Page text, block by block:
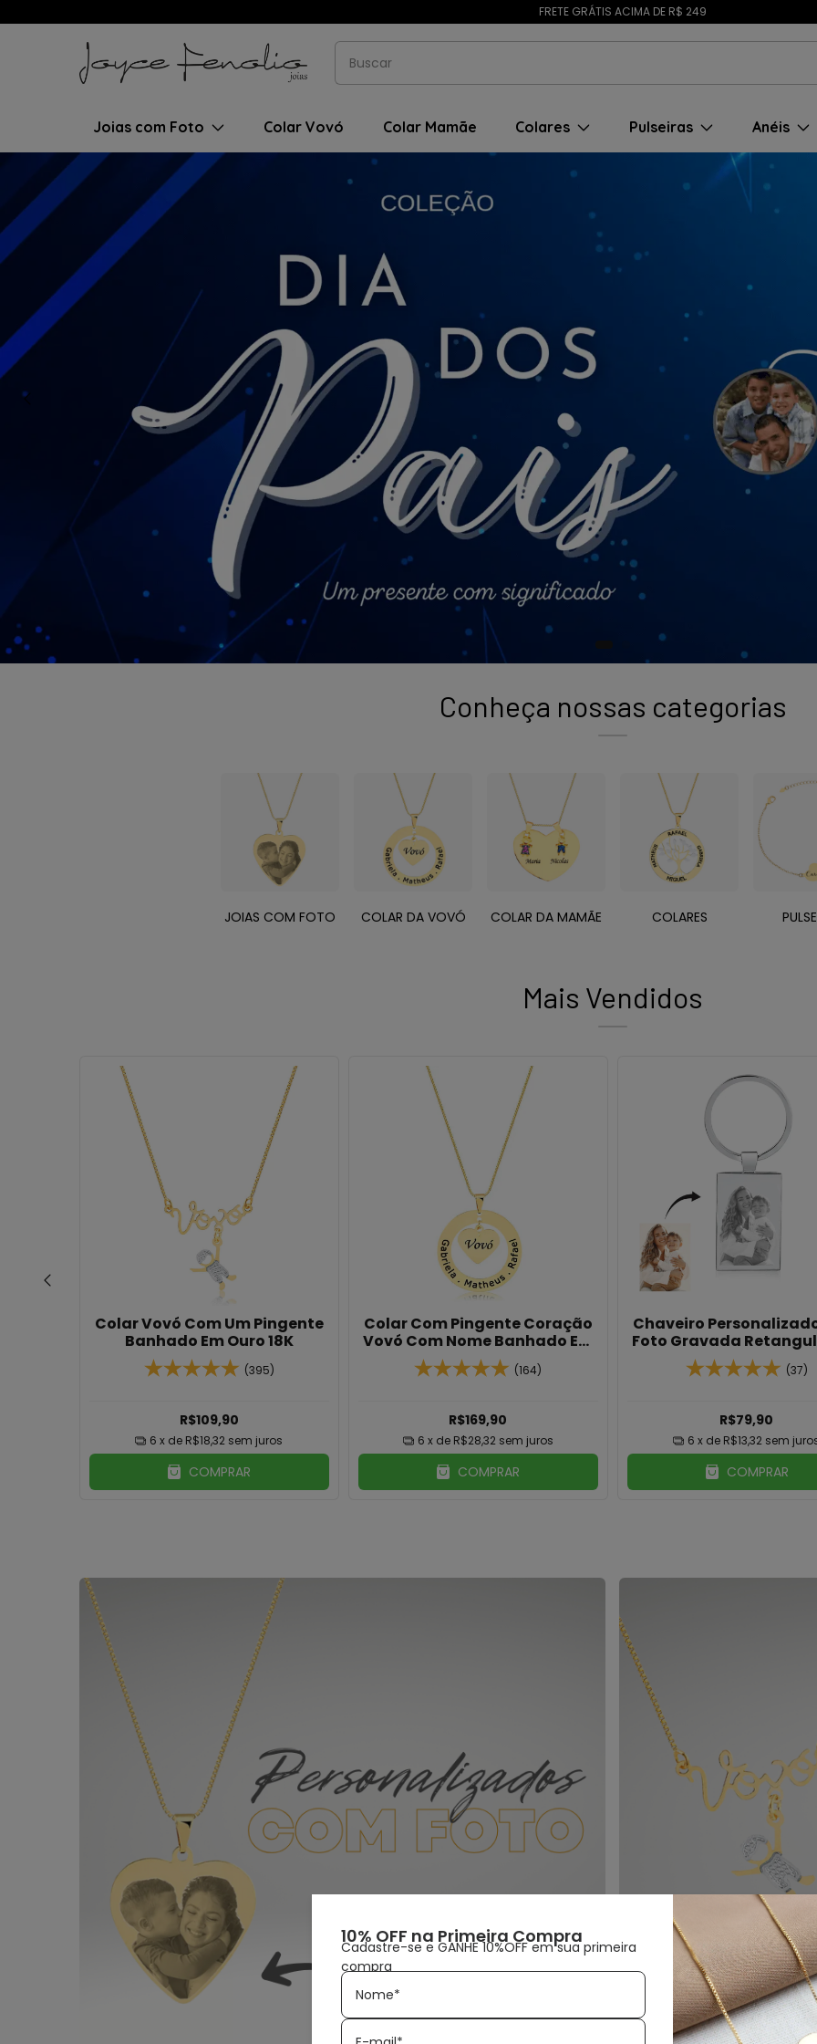
FRETE GRÁTIS ACIMA DE R$ 249
Joias com Foto Colar Vovó Colar Mamãe Colares Pulseiras Anéis
Conheça nossas categorias
JOIAS COM FOTO COLAR DA VOVÓ COLAR DA MAMÃE COLARES
Mais Vendidos
Colar Filho(a) Com Nome
Personalizado Banhado Em
Ouro 18K
(28)
R$199,90
6 x de R$33,32 sem juros
COMPRAR
Colar Masculino Em Aço Inox
Com Tag Personalizada
(32)
R$99,90
6 x de R$16,65 sem juros
COMPRAR
Colar Com Pingente
Escrito Vovó E
ou Rubi Banhado Em
(32)
R$169,90
6 x de R$28,32 sem
COMPRAR
10% OFF na Primeira Compra
Cadastre-se e GANHE 10%OFF em sua primeira
compra
Nome*